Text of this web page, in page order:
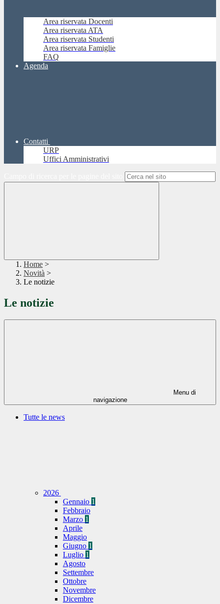
Area riservata Docenti
Area riservata ATA
Area riservata Studenti
Area riservata Famiglie
FAQ
Agenda
Contatti
URP
Uffici Amministrativi
Home >
Novità >
Le notizie
Le notizie
Menu di
navigazione
Tutte le news
2026
Gennaio 1
Febbraio
Marzo 1
Aprile
Maggio
Giugno 1
Luglio 1
Agosto
Settembre
Ottobre
Novembre
Dicembre